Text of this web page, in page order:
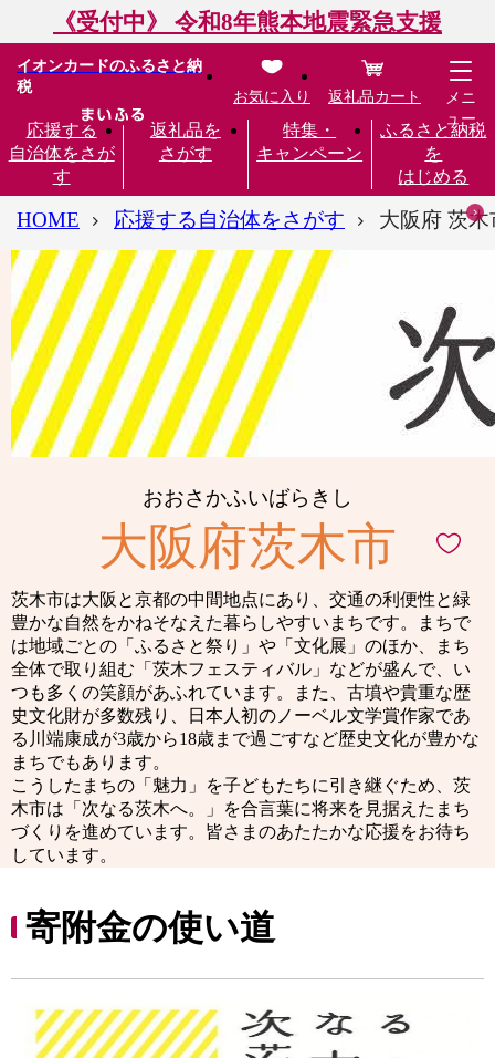
《受付中》 令和8年熊本地震緊急支援
イオンカードのふるさと納
税
応援する
自治体をさが
す
返礼品を
さがす
特集・
キャンペーン
ふるさと納税
を
はじめる
お気に入り 返礼品カート
メニ
ュー
HOME 応援する自治体をさがす 大阪府 茨木
おおさかふいばらきし
大阪府茨木市
茨木市は大阪と京都の中間地点にあり、交通の利便性と緑
豊かな自然をかねそなえた暮らしやすいまちです。まちで
は地域ごとの「ふるさと祭り」や「文化展」のほか、まち
全体で取り組む「茨木フェスティバル」などが盛んで、い
つも多くの笑顔があふれています。また、古墳や貴重な歴
史文化財が多数残り、日本人初のノーベル文学賞作家であ
る川端康成が3歳から18歳まで過ごすなど歴史文化が豊かな
まちでもあります。
こうしたまちの「魅力」を子どもたちに引き継ぐため、茨
木市は「次なる茨木へ。」を合言葉に将来を見据えたまち
づくりを進めています。皆さまのあたたかな応援をお待ち
しています。
寄附金の使い道